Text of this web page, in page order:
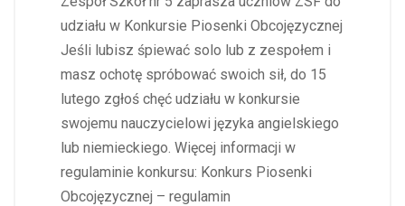
udziału w Konkursie Piosenki Obcojęzycznej
Jeśli lubisz śpiewać solo lub z zespołem i
masz ochotę spróbować swoich sił, do 15
lutego zgłoś chęć udziału w konkursie
swojemu nauczycielowi języka angielskiego
lub niemieckiego. Więcej informacji w
regulaminie konkursu: Konkurs Piosenki
Obcojęzycznej – regulamin